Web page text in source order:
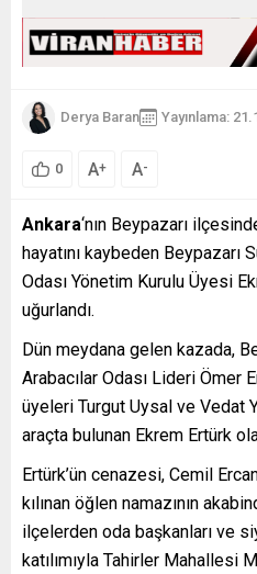
Derya Baran Yayınlama:
0 A+ A-
Ankara‘nın Beypazarı
hayatını kaybeden
Odası Yönetim Kurulu Üyesi
uğurlandı.
Dün meydana gelen kazada,
Arabacılar Odası Lideri Ömer
üyeleri Turgut Uysal ve Vedat
araçta bulunan Ekrem Ertürk
Ertürk’ün cenazesi, Cemil
kılınan öğlen namazının
ilçelerden oda başkanları ve
katılımıyla Tahirler Mahallesi